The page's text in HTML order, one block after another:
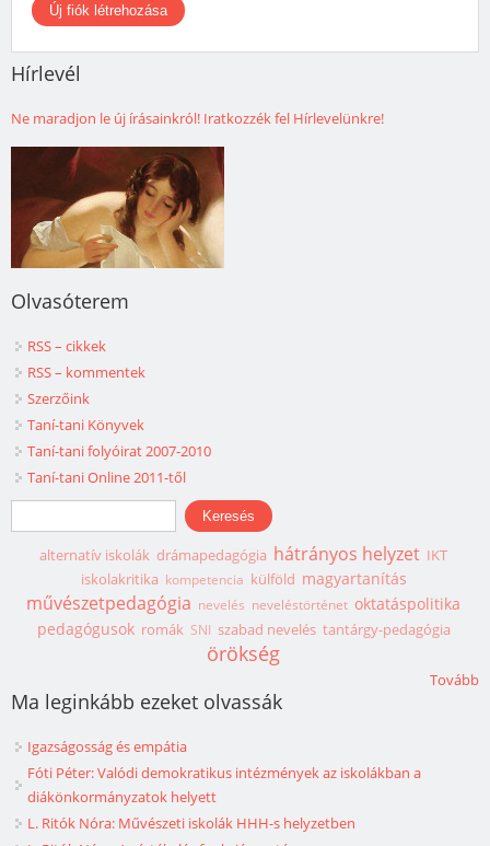
Hírlevél
Ne maradjon le új írásainkról! Iratkozzék fel Hírlevelünkre!
Olvasóterem
RSS – cikkek
RSS – kommentek
Szerzőink
Taní-tani Könyvek
Taní-tani folyóirat 2007-2010
Taní-tani Online 2011-től
Keresés űrlap
Keresés
alternatív iskolák drámapedagógia hátrányos helyzet IKT
iskolakritika kompetencia külföld magyartanítás
művészetpedagógia nevelés neveléstörténet oktatáspolitika
pedagógusok romák SNI szabad nevelés tantárgy-pedagógia
örökség
Tovább
Ma leginkább ezeket olvassák
Igazságosság és empátia
Fóti Péter: Valódi demokratikus intézmények az iskolákban a
diákönkormányzatok helyett
L. Ritók Nóra: Művészeti iskolák HHH-s helyzetben